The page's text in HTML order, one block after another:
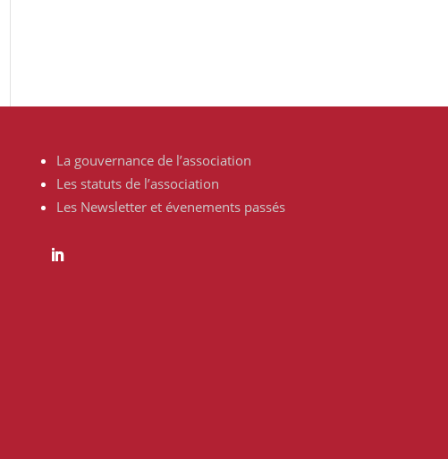
La gouvernance de l’association
Les statuts de l’association
Les Newsletter et évenements passés